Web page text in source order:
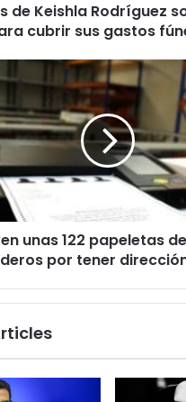
de Keishla Rodríguez
cubrir sus gastos
unas 122 papeletas
por tener